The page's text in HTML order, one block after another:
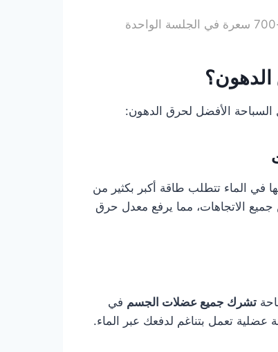
الدهون؟
السباحة الأفضل لحرق الدهون:
في الماء تتطلب طاقة أكبر بكثير من
الاتجاهات، مما يرفع معدل حرق
تشرك جميع عضلات الجسم في
تعمل بتناغم لدفعك عبر الماء.